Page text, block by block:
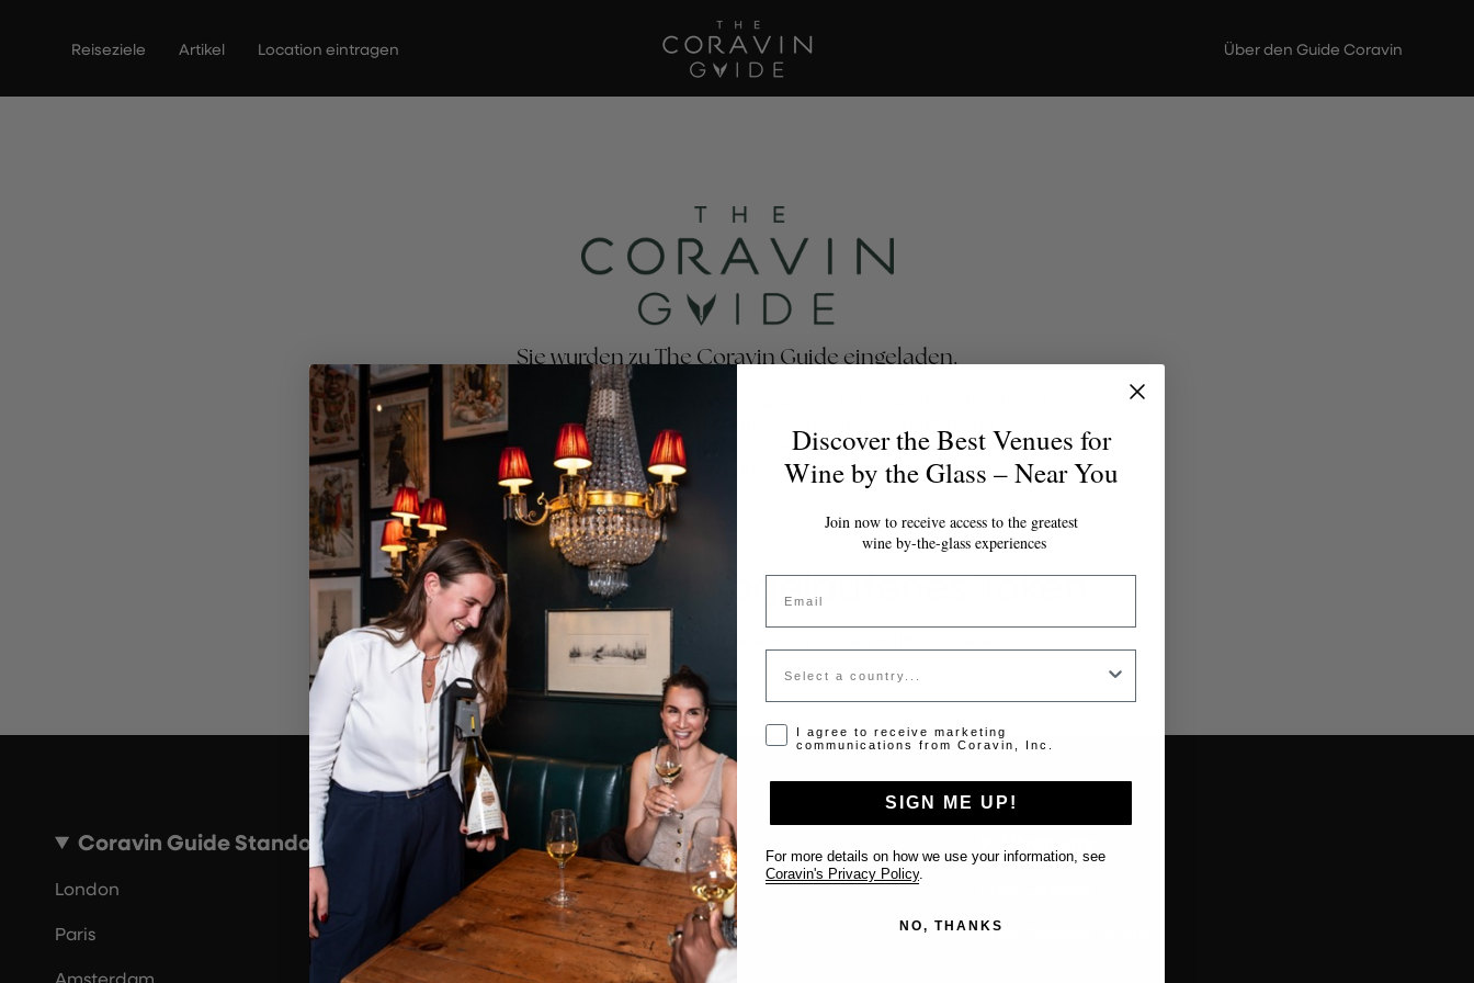
Reiseziele Artikel Location eintragen Über den Guide Coravin
Sie wurden zu The Coravin Guide eingeladen.
The Coravin Guide präsentiert Weinprogramme mit Ausschank im Glas in
Restaurants, Bars, Hotels und Privatclubs, die die Vielfalt und
Entdeckung von Wein zelebrieren – damit Weinliebhaber für jeden
Anlass das perfekte Glas finden.
~10 MINUTENIHRE EINGABEN WERDEN AUTOMATISCH GESPEICHERT.
Ungültiges oder abgelaufenes Token
Bitte kontaktieren Sie den Administrator für ein gültiges Token.
Coravin Guide Standorte
London
Paris
Amsterdam
Support
Kontakt
Location eintragen
FAQ
Über Coravin Guide
Discover the Best Venues for
Wine by the Glass – Near You
Join now to receive access to the greatest
wine by-the-glass experiences
Email
Country
Opt-in disclaimer
I agree to receive marketing
communications from Coravin, Inc.
SIGN ME UP!
For more details on how we use your information, see
Coravin's Privacy Policy
NO, THANKS